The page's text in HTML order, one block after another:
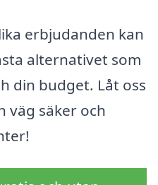
erbjudanden kan
alternativet som
din budget. Låt oss
väg säker och